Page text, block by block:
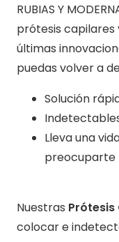
RUBIAS Y
prótesis
últimas
puedas volver a
Solución
Lleva una
preocuparte
Nuestras
colocar e